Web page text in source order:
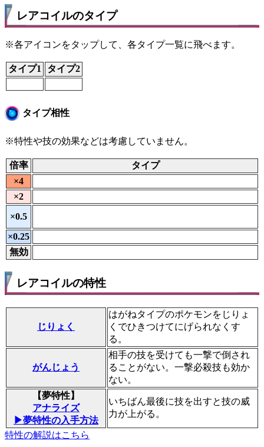
レアコイルのタイプ
※各アイコンをタップして、各タイプ一覧に飛べます。
タイプ1 タイプ2
タイプ相性
※特性や技の効果などは考慮していません。
倍率
タイプ
×4
×2
×0.5
×0.25
無効
レアコイルの特性
じりょく
はがねタイプのポケモンをじりょ
くでひきつけてにげられなくす
る。
がんじょう
相手の技を受けても一撃で倒され
ることがない。一撃必殺技も効か
ない。
【夢特性】
アナライズ
▶夢特性の入手方法
いちばん最後に技を出すと技の威
力が上がる。
特性の解説はこちら